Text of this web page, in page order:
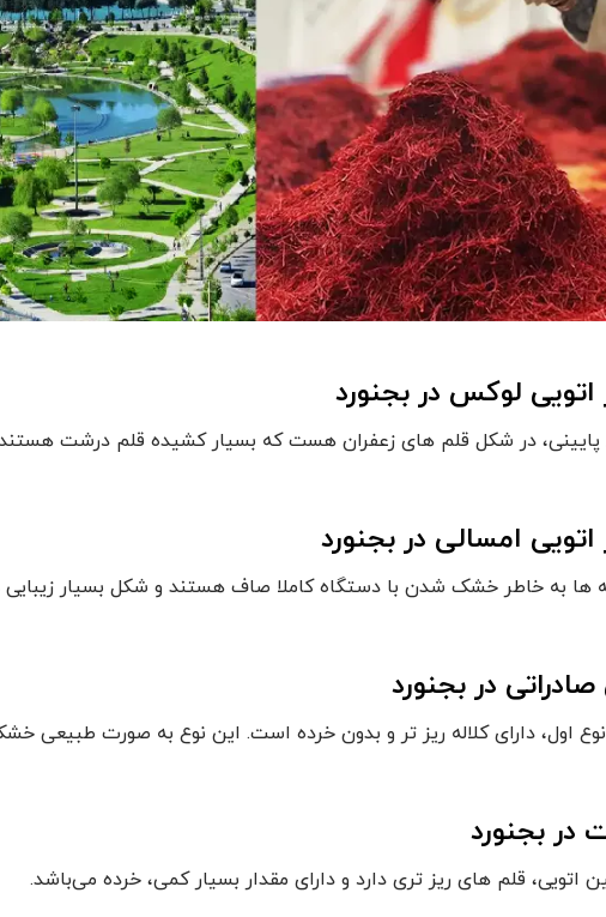
لوکس در بجنورد
پایینی، در شکل قلم های زعفران هست که بسیار کشیده قلم درشت
امسالی در بجنورد
ها به خاطر خشک شدن با دستگاه کاملا صاف هستند و شکل بسیار زیبایی
در بجنورد
اول، دارای کلاله ریز تر و بدون خرده است. این نوع به صورت طبیعی
در بجنورد
اتویی، قلم های ریز تری دارد و دارای مقدار بسیار کمی، خرده می‌باشد.